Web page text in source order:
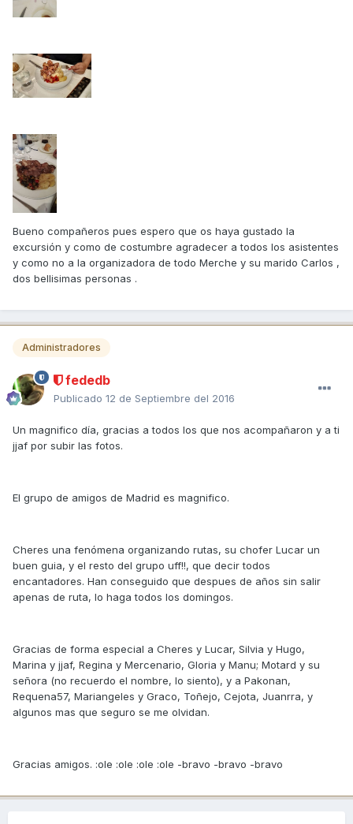
Bueno compañeros pues espero que os haya gustado la
excursión y como de costumbre agradecer a todos los asistentes
y como no a la organizadora de todo Merche y su marido Carlos ,
dos bellisimas personas .
Administradores
fededb
Publicado 12 de Septiembre del 2016
Un magnifico día, gracias a todos los que nos acompañaron y a ti
jjaf por subir las fotos.
El grupo de amigos de Madrid es magnifico.
Cheres una fenómena organizando rutas, su chofer Lucar un
buen guia, y el resto del grupo uff!!, que decir todos
encantadores. Han conseguido que despues de años sin salir
apenas de ruta, lo haga todos los domingos.
Gracias de forma especial a Cheres y Lucar, Silvia y Hugo,
Marina y jjaf, Regina y Mercenario, Gloria y Manu; Motard y su
señora (no recuerdo el nombre, lo siento), y a Pakonan,
Requena57, Mariangeles y Graco, Toñejo, Cejota, Juanrra, y
algunos mas que seguro se me olvidan.
Gracias amigos. :ole :ole :ole :ole -bravo -bravo -bravo